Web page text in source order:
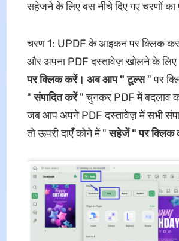
सहेजने के लिए बस नीचे दिए गए चरणों
चरण 1: UPDF के आइकन पर क्लिक
और अपना PDF दस्तावेज़ खोलने के
पर क्लिक करें। अब आप "टूल्स" पर
"संपादित करें" चुनकर PDF में बदलाव
जब आप अपने PDF दस्तावेज़ में सभी
तो ऊपरी दाएँ कोने में "सहेजें " पर क्लिक